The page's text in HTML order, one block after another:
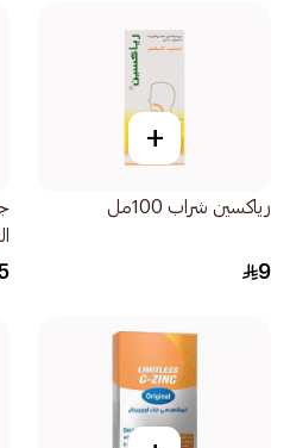
+
رياكسين شراب 100مل
9